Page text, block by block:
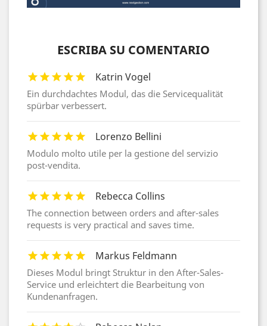
ESCRIBA SU COMENTARIO
Katrin Vogel
Ein durchdachtes Modul, das die Servicequalität
spürbar verbessert.
Lorenzo Bellini
Modulo molto utile per la gestione del servizio
post-vendita.
Rebecca Collins
The connection between orders and after-sales
requests is very practical and saves time.
Markus Feldmann
Dieses Modul bringt Struktur in den After-Sales-
Service und erleichtert die Bearbeitung von
Kundenanfragen.